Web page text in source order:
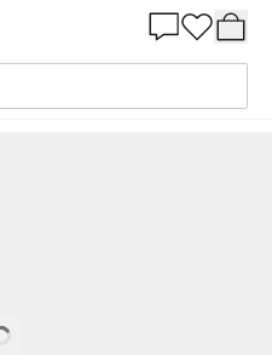
Muumi Muumi - 4910-10